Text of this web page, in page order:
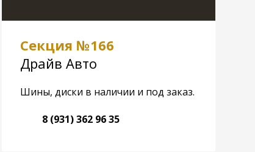
Секция №166
Драйв Авто
Шины, диски в наличии и под заказ.
8 (931) 362 96 35